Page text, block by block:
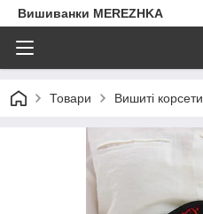
Вишиванки MEREZHKA
Товари Вишиті корсети